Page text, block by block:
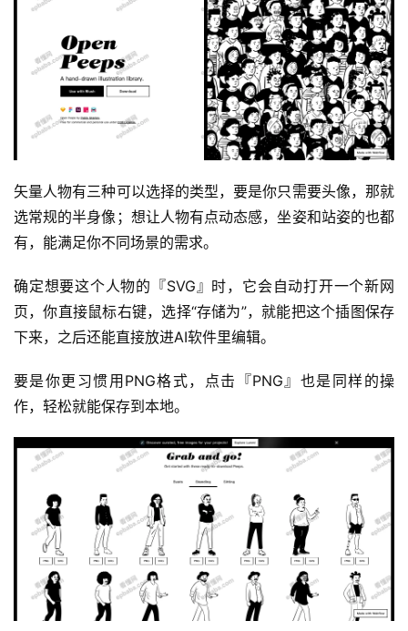
产
矢量人物有三种可以选择的类型，要是你只需要头像，那就
选常规的半身像；想让人物有点动态感，坐姿和站姿的也都
有，能满足你不同场景的需求。
确定想要这个人物的『SVG』时，它会自动打开一个新网
页，你直接鼠标右键，选择“存储为”，就能把这个插图保存
下来，之后还能直接放进AI软件里编辑。
要是你更习惯用PNG格式，点击『PNG』也是同样的操
作，轻松就能保存到本地。